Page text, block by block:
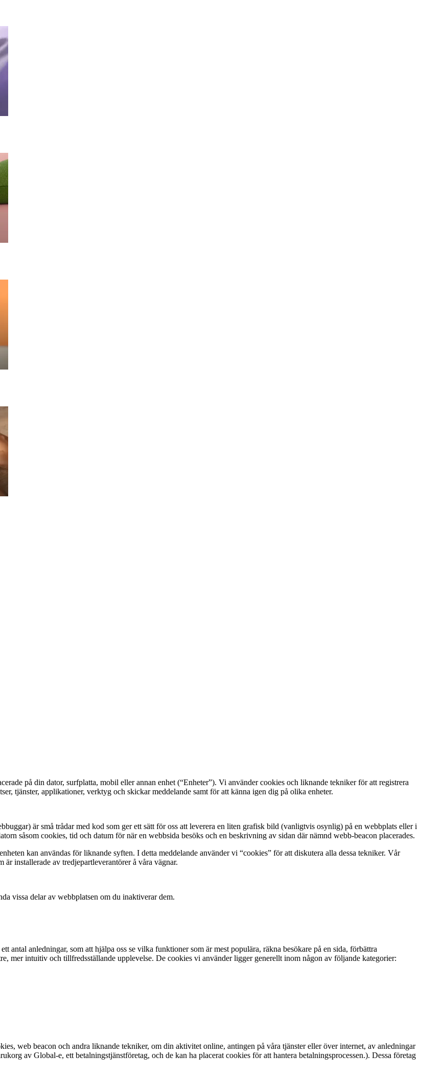
på din dator, surfplatta, mobil eller annan enhet (“Enheter”). Vi använder cookies och liknande tekniker för att registrera
tjänster, applikationer, verktyg och skickar meddelande samt för att känna igen dig på olika enheter.
är små trådar med kod som ger ett sätt för oss att leverera en liten grafisk bild (vanligtvis osynlig) på en webbplats eller i
såsom cookies, tid och datum för när en webbsida besöks och en beskrivning av sidan där nämnd webb-beacon placerades.
kan användas för liknande syften. I detta meddelande använder vi “cookies” för att diskutera alla dessa tekniker. Vår
installerade av tredjepartleverantörer å våra vägnar.
vissa delar av webbplatsen om du inaktiverar dem.
antal anledningar, som att hjälpa oss se vilka funktioner som är mest populära, räkna besökare på en sida, förbättra
mer intuitiv och tillfredsställande upplevelse. De cookies vi använder ligger generellt inom någon av följande kategorier:
web beacon och andra liknande tekniker, om din aktivitet online, antingen på våra tjänster eller över internet, av anledningar
av Global-e, ett betalningstjänstföretag, och de kan ha placerat cookies för att hantera betalningsprocessen.). Dessa företag